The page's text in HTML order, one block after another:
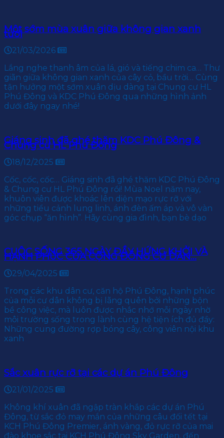
Một sớm mùa xuân giữa không gian xanh
tươi
21/03/2026
Lắng nghe thanh âm của lá, gió và tiếng chim ca… Thư
giãn giữa không gian xanh của cây cỏ, bầu trời… Cùng
tận hưởng một sớm xuân dịu dàng tại Chung cư HL
Phú Đông và KDC Phú Đông qua những hình ảnh
dưới đây ngay nhé!
Giáng sinh đã ghé thăm KDC Phú Đông &
Chung cư HL Phú Đông
18/12/2025
Cốc, cốc, cốc… Giáng sinh đã ghé thăm KDC Phú Đông
& Chung cư HL Phú Đông rồi! Mùa Noel năm nay,
khuôn viên được khoác lên diện mạo rực rỡ với
những tiểu cảnh lung linh, ánh đèn ấm áp và vô vàn
góc chụp “ăn hình”. Hãy cùng gia đình, bạn bè dạo
CUỘC SỐNG 365 NGÀY ĐẦY HỨNG KHỞI VÀ
HẠNH PHÚC CỦA CỘNG ĐỒNG CƯ DÂN...
29/04/2025
Trong các khu dân cư, căn hộ Phú Đông, hạnh phúc
của mỗi cư dân không bị lãng quên bởi những bộn
bề công việc, mà luôn được nhắc nhớ mỗi ngày nhờ
môi trường sống trong lành cùng hệ tiện ích đủ đầy:
Những cung đường rợp bóng cây, công viên nội khu
xanh
Sắc xuân rực rỡ tại các dự án Phú Đông
21/01/2025
Không khí xuân đã ngập tràn khắp các dự án Phú
Đông, từ sắc đỏ may mắn của những câu đối tết tại
KCH Phú Đông Premier, ánh vàng, đỏ rực rỡ của mai
đào khoe sắc tại KCH Phú Đông Sky Garden, đến